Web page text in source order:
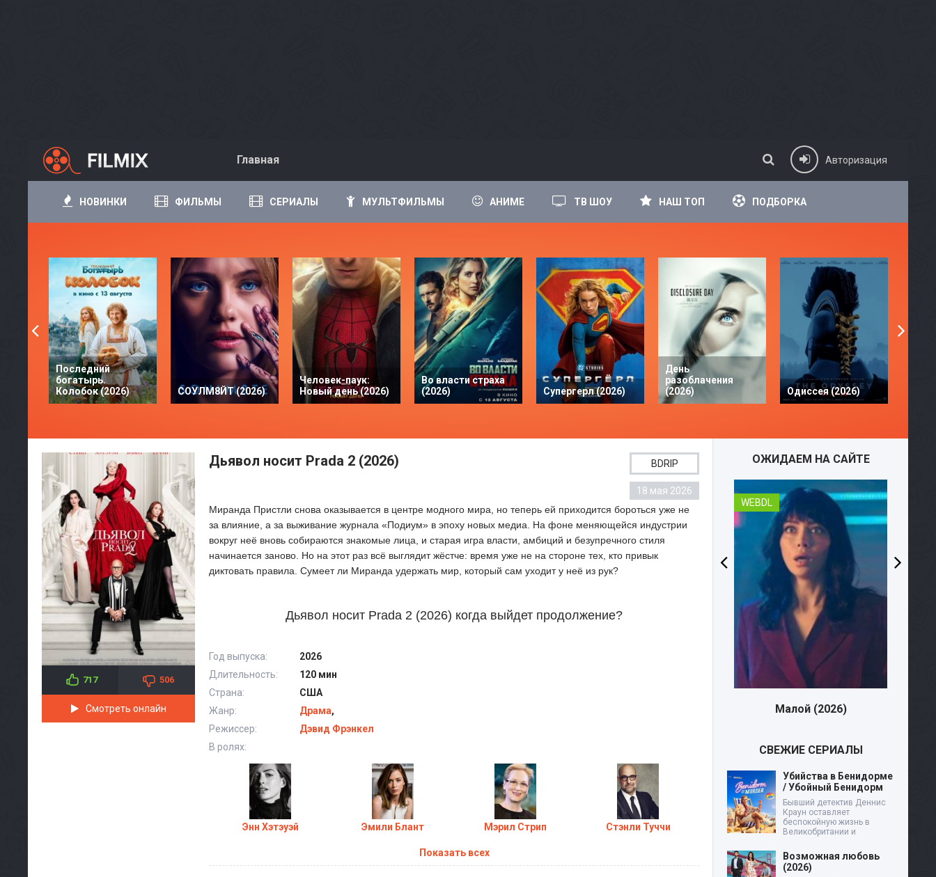
Главная Авторизация
НОВИНКИ ФИЛЬМЫ СЕРИАЛЫ МУЛЬТФИЛЬМЫ АНИМЕ ТВ ШОУ НАШ ТОП ПОДБОРКА
Последний
богатырь.
Колобок (2026)
СОУЛМ8ЙТ (2026)
Человек-паук:
Новый день (2026)
Во власти страха
(2026)
Супергерл (2026)
День
разоблачения
(2026)
Одиссея (2026)
717 506
Смотреть онлайн
Дьявол носит Prada 2 (2026) BDRIP
18 мая 2026
Миранда Пристли снова оказывается в центре модного мира, но теперь ей приходится бороться уже не
за влияние, а за выживание журнала «Подиум» в эпоху новых медиа. На фоне меняющейся индустрии
вокруг неё вновь собираются знакомые лица, и старая игра власти, амбиций и безупречного стиля
начинается заново. Но на этот раз всё выглядит жёстче: время уже не на стороне тех, кто привык
диктовать правила. Сумеет ли Миранда удержать мир, который сам уходит у неё из рук?
Дьявол носит Prada 2 (2026) когда выйдет продолжение?
Год выпуска:
2026
Длительность:
120 мин
Страна:
США
Жанр:
Драма,
Режиссер:
Дэвид Фрэнкел
В ролях:
Энн Хэтэуэй Эмили Блант Мэрил Стрип Стэнли Туччи
Показать всех
ОЖИДАЕМ НА САЙТЕ
WEBDL
Девятая планета
СВЕЖИЕ СЕРИАЛЫ
Убийства в Бенидорме
/ Убойный Бенидорм
Бывший детектив Деннис
Краун оставляет
беспокойную жизнь в
Великобритании и
Возможная любовь
(2026)